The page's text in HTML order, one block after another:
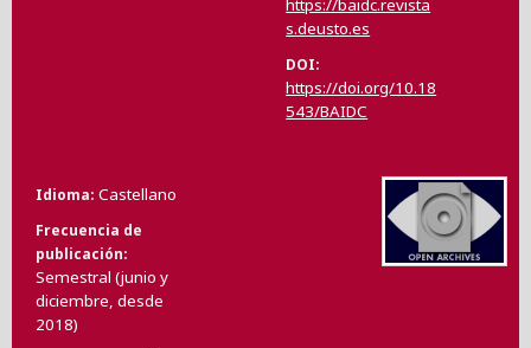
https://baidc.revista
s.deusto.es
DOI
https://doi.org/10.18
543/BAIDC
Idioma Castellano
Frecuencia de
publicación
Semestral (junio y
diciembre, desde
2018)